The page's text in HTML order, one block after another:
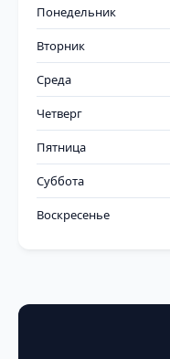
Понедельник
Вторник
Среда
Четверг
Пятница
Суббота
Воскресенье